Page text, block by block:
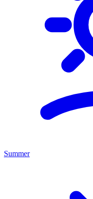
Summer